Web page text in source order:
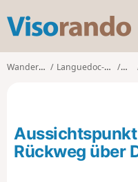
s
o
Wanderungen Languedoc-Roussillon
Rückweg über